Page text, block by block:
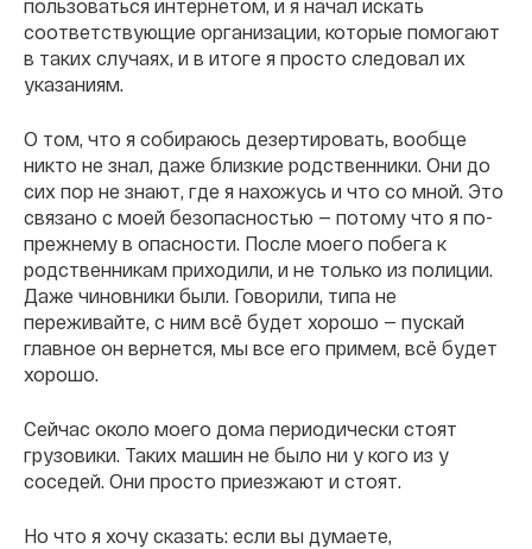
пользоваться интернетом, и я начал искать
соответствующие организации, которые помогают
в таких случаях, и в итоге я просто следовал их
указаниям.
О том, что я собираюсь дезертировать, вообще
никто не знал, даже близкие родственники. Они до
сих пор не знают, где я нахожусь и что со мной. Это
связано с моей безопасностью — потому что я по-
прежнему в опасности. После моего побега к
родственникам приходили, и не только из полиции.
Даже чиновники были. Говорили, типа не
переживайте, с ним всё будет хорошо — пускай
главное он вернется, мы все его примем, всё будет
хорошо.
Сейчас около моего дома периодически стоят
грузовики. Таких машин не было ни у кого из у
соседей. Они просто приезжают и стоят.
Но что я хочу сказать: если вы думаете,